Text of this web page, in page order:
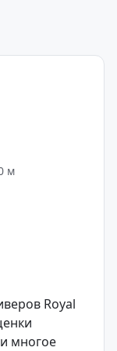
м
Royal
многое